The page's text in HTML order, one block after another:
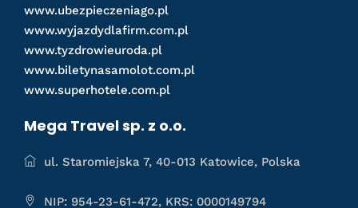
www.ubezpieczeniago.pl
www.wyjazdydlafirm.com.pl
www.tyzdrowieuroda.pl
www.biletynasamolot.com.pl
www.superhotele.com.pl
Mega Travel sp. z o.o.
ul. Staromiejska 7, 40-013 Katowice, Polska
NIP: 954-23-61-472, KRS: 0000149794